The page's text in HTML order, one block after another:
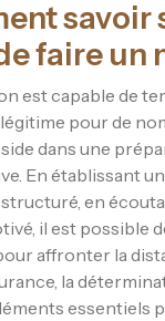
savoir
faire un
est capable de
pour de
dans une
En établissant
en
il est possible
affronter la
la
essentiels